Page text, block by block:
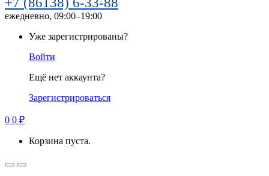
ежедневно, 09:00–19:00
Уже зарегистрированы?
Войти
Ещё нет аккаунта?
Зарегистрироваться
0 0 ₽
Корзина пуста.